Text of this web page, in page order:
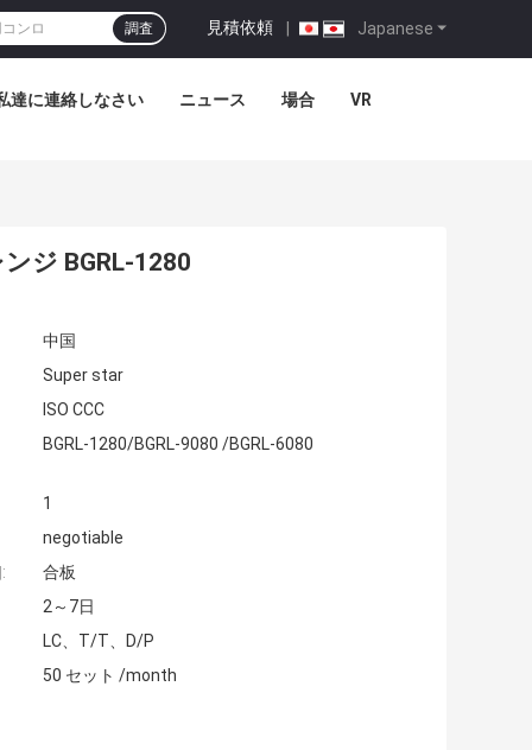
Japanese
見積依頼 |
調査
達に連絡しなさい ニュース 場合 VR
ジ BGRL-1280
中国
Super star
ISO CCC
BGRL-1280/BGRL-9080 /BGRL-6080
1
negotiable
合板
2～7日
LC、T/T、D/P
50 セット /month